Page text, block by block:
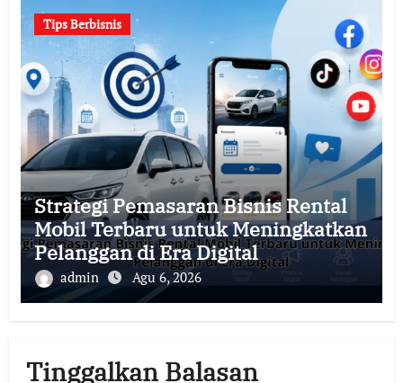
Tips Berbisnis
Strategi Pemasaran Bisnis Rental
Mobil Terbaru untuk Meningkatkan
Pelanggan di Era Digital
admin Agu 6, 2026
Tinggalkan Balasan